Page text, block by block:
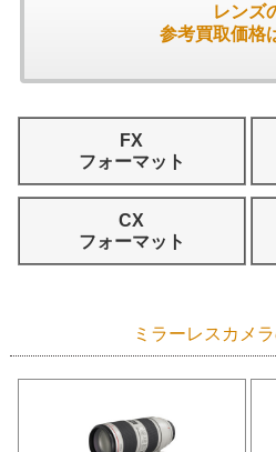
レンズ
参考買取価格
FX
フォーマット
CX
フォーマット
ミラーレスカメ